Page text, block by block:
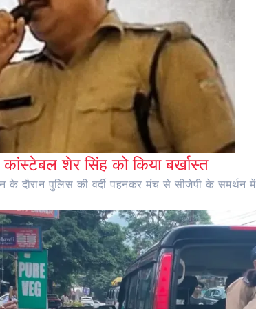
शेर सिंह को किया बर्खास्त
दौरान पुलिस की वर्दी पहनकर मंच से सीजेपी के समर्थन